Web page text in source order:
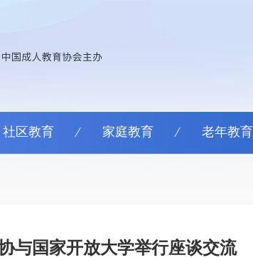
社区教育 家庭教育 老年教育
与国家开放大学举行座谈交流